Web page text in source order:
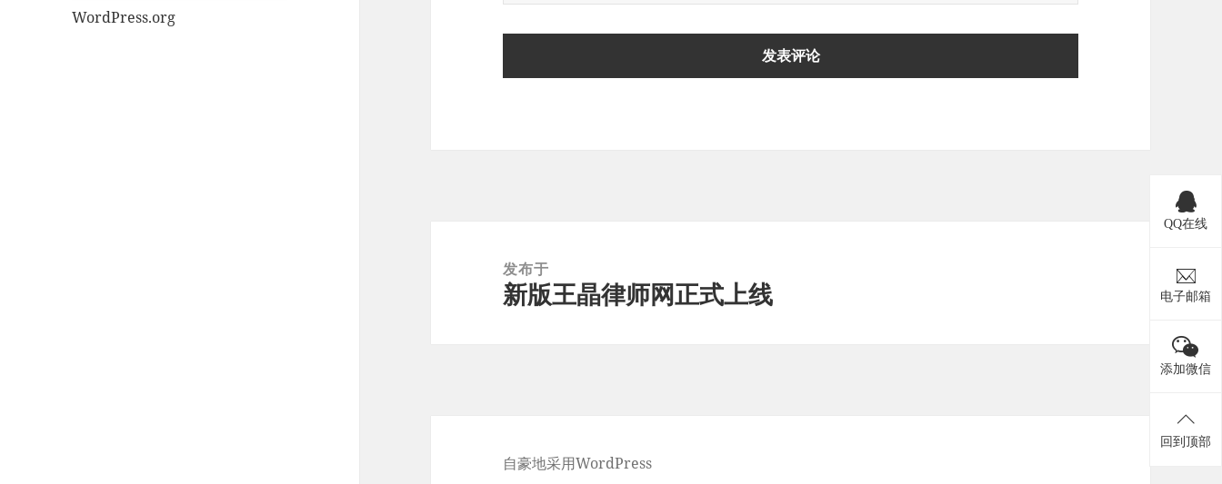
WordPress.org
发布于
新版王晶律师网正式上线
QQ在线
电子邮箱
添加微信
回到顶部
自豪地采用WordPress